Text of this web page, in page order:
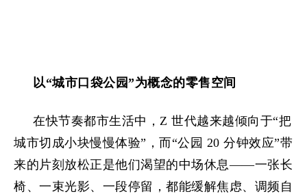
以“城市口袋公园”为概念的零售空间
在快节奏都市生活中，Z 世代越来越倾向于“把
城市切成小块慢慢体验”，而“公园 20 分钟效应”带
来的片刻放松正是他们渴望的中场休息——一张长
椅、一束光影、一段停留，都能缓解焦虑、调频自